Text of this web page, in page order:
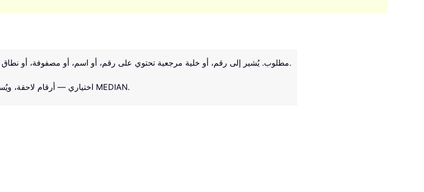
مطلوب. يُشير إلى رقم، أو خلية مرجعية تحتوي على رقم، أو اسم، أو مصفوفة، أو نطاق يحتوي على أرقام تريد إيجاد العدد الأوسط منها.
اختياري — أرقام لاحقة، ويُسمح بإدخال ما يصل إلى 255 رقمًا في دالة MEDIAN.